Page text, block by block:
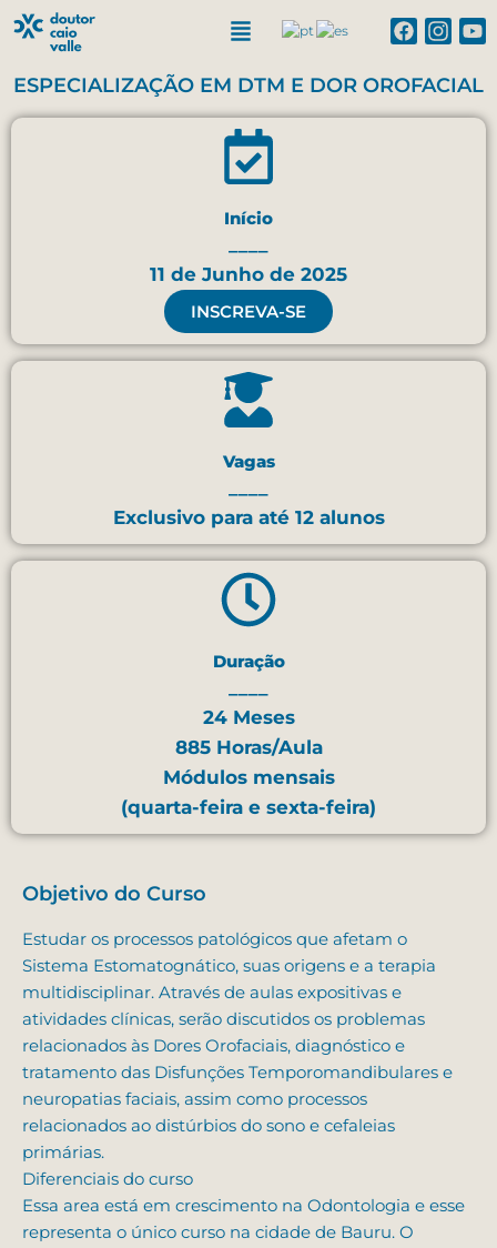
ESPECIALIZAÇÃO EM DTM E DOR OROFACIAL
Início
11 de Junho de 2025
INSCREVA-SE
Vagas
Exclusivo para até 12 alunos
Duração
24 Meses
885 Horas/Aula
Módulos mensais
(quarta-feira e sexta-feira)
Objetivo do Curso
Estudar os processos patológicos que afetam o
Sistema Estomatognático, suas origens e a terapia
multidisciplinar. Através de aulas expositivas e
atividades clínicas, serão discutidos os problemas
relacionados às Dores Orofaciais, diagnóstico e
tratamento das Disfunções Temporomandibulares e
neuropatias faciais, assim como processos
relacionados ao distúrbios do sono e cefaleias
primárias.
Diferenciais do curso
Essa area está em crescimento na Odontologia e esse
representa o único curso na cidade de Bauru. O